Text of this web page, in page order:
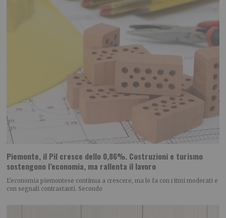
Piemonte, il Pil cresce dello 0,86%. Costruzioni e turismo
sostengono l’economia, ma rallenta il lavoro
L’economia piemontese continua a crescere, ma lo fa con ritmi moderati e
con segnali contrastanti. Secondo